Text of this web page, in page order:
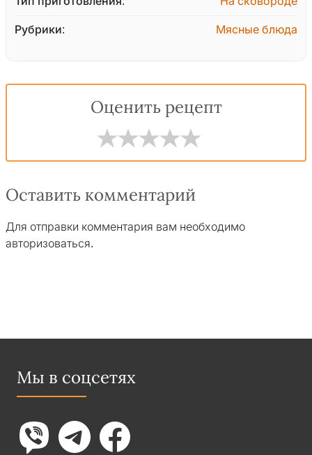
Рубрики: Мясные блюда
Оценить рецепт
Оставить комментарий
Для отправки комментария вам необходимо
авторизоваться.
Мы в соцсетях